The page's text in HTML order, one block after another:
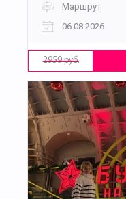
Маршрут
06.08.2026
2959 руб.